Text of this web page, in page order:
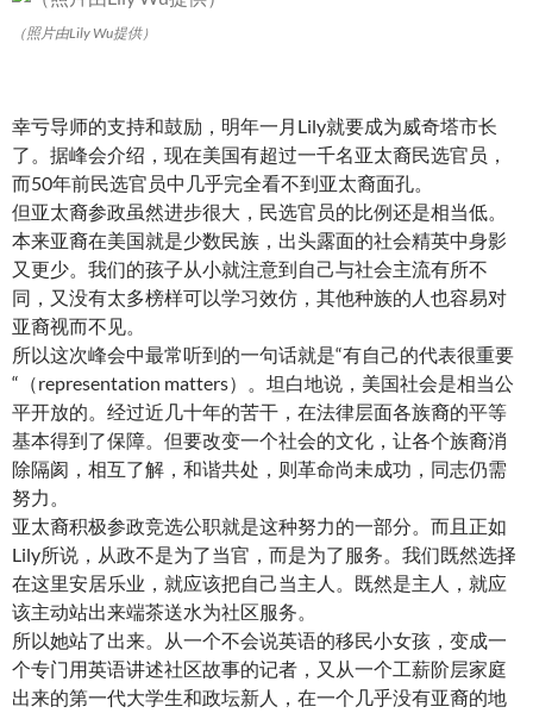
（照片由Lily Wu提供）
幸亏导师的支持和鼓励，明年一月Lily就要成为威奇塔市长
了。据峰会介绍，现在美国有超过一千名亚太裔民选官员，
而50年前民选官员中几乎完全看不到亚太裔面孔。
但亚太裔参政虽然进步很大，民选官员的比例还是相当低。
本来亚裔在美国就是少数民族，出头露面的社会精英中身影
又更少。我们的孩子从小就注意到自己与社会主流有所不
同，又没有太多榜样可以学习效仿，其他种族的人也容易对
亚裔视而不见。
所以这次峰会中最常听到的一句话就是“有自己的代表很重要
“（representation matters）。坦白地说，美国社会是相当公
平开放的。经过近几十年的苦干，在法律层面各族裔的平等
基本得到了保障。但要改变一个社会的文化，让各个族裔消
除隔阂，相互了解，和谐共处，则革命尚未成功，同志仍需
努力。
亚太裔积极参政竞选公职就是这种努力的一部分。而且正如
Lily所说，从政不是为了当官，而是为了服务。我们既然选择
在这里安居乐业，就应该把自己当主人。既然是主人，就应
该主动站出来端茶送水为社区服务。
所以她站了出来。从一个不会说英语的移民小女孩，变成一
个专门用英语讲述社区故事的记者，又从一个工薪阶层家庭
出来的第一代大学生和政坛新人，在一个几乎没有亚裔的地